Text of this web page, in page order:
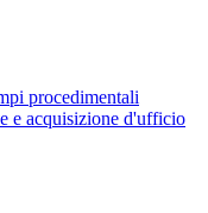
procedimentali
e acquisizione d'ufficio